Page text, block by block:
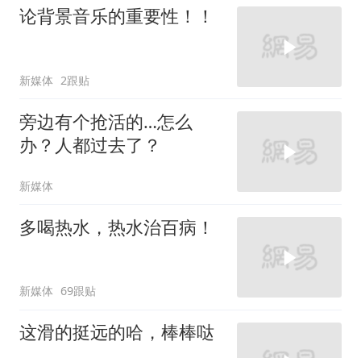
论背景音乐的重要性！！
新媒体 2跟贴
旁边有个抢活的…怎么
办？人都过去了？
新媒体
多喝热水，热水治百病！
新媒体 69跟贴
这滑的挺远的哈，棒棒哒